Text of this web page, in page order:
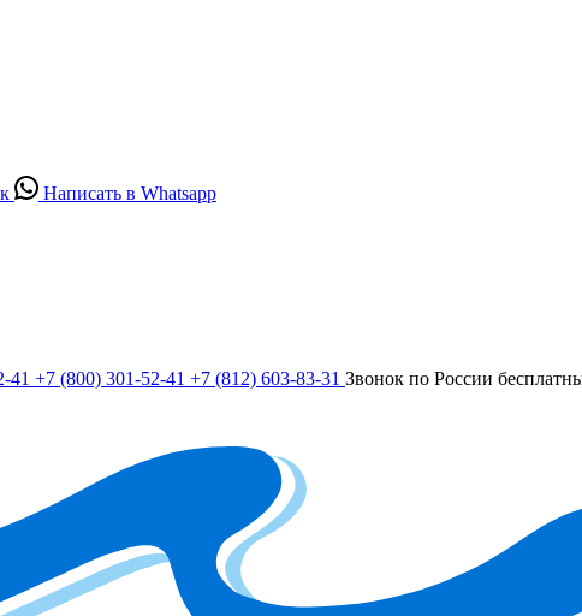
Написать в Whatsapp
41 +7 (800) 301-52-41 +7 (812) 603-83-31 Звонок по России